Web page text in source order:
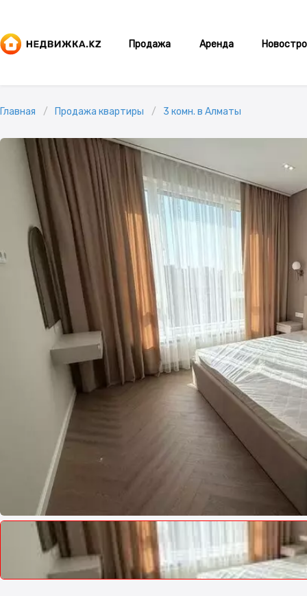
Продажа Аренда
Главная Продажа квартиры 3 комн. в Алматы